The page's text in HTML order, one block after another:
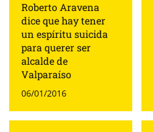
Roberto Aravena
dice que hay tener
un espíritu suicida
para querer ser
alcalde de
Valparaíso
06/01/2016